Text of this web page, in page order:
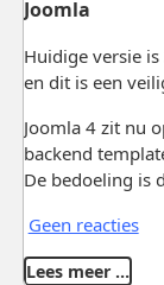
Joomla
Huidige versie
en dit is een
Joomla 4 zit nu
backend
De bedoeling is
Geen reacties
Lees meer …